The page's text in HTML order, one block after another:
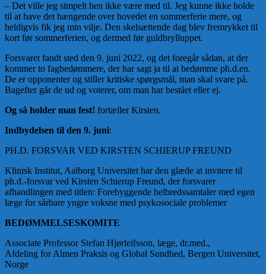
– Det ville jeg simpelt hen ikke være med til. Jeg kunne ikke holde
til at have det hængende over hovedet en sommerferie mere, og
heldigvis fik jeg min vilje. Den skelsættende dag blev fremrykket til
kort før sommerferien, og dermed før guldbrylluppet.
Forsvaret fandt sted den 9. juni 2022, og det foregår sådan, at der
kommer to fagbedømmere, der har sagt ja til at bedømme ph.d.en.
De er opponenter og stiller kritiske spørgsmål, man skal svare på.
Bagefter går de ud og voterer, om man har bestået eller ej.
Og så holder man fest! fortæller Kirsten.
Indbydelsen til den 9. juni:
PH.D. FORSVAR VED KIRSTEN SCHIERUP FREUND
Klinisk Institut, Aalborg Universitet har den glæde at invitere til
ph.d.-forsvar ved Kirsten Schierup Freund, der forsvarer
afhandlingen med titlen: Forebyggende helbredssamtaler med egen
læge for sårbare yngre voksne med psykosociale problemer
BEDØMMELSESKOMITE
Associate Professor Stefan Hjørleifsson, læge, dr.med.,
Afdeling for Almen Praksis og Global Sundhed, Bergen Universitet,
Norge